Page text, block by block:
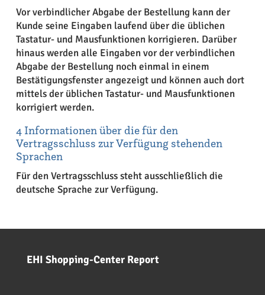
Vor verbindlicher Abgabe der Bestellung kann der
Kunde seine Eingaben laufend über die üblichen
Tastatur- und Mausfunktionen korrigieren. Darüber
hinaus werden alle Eingaben vor der verbindlichen
Abgabe der Bestellung noch einmal in einem
Bestätigungsfenster angezeigt und können auch dort
mittels der üblichen Tastatur- und Mausfunktionen
korrigiert werden.
4 Informationen über die für den
Vertragsschluss zur Verfügung stehenden
Sprachen
Für den Vertragsschluss steht ausschließlich die
deutsche Sprache zur Verfügung.
EHI Shopping-Center Report